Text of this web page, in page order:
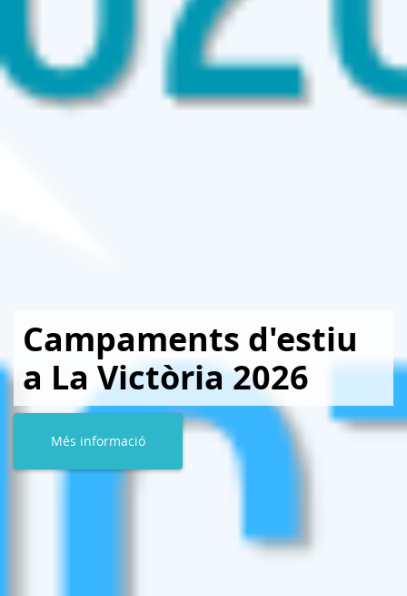
Campaments d'estiu
a La Victòria 2026
Més informació